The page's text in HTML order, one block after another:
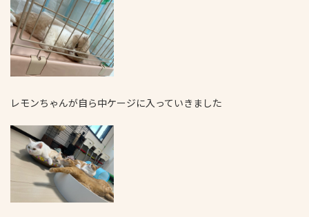
レモンちゃんが自ら中ケージに入っていきました